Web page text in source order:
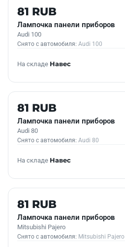
Б/У В НАЛИЧИИ
81 RUB
Лампочка панели приборов
Audi 100
Снято с автомобиля: Audi 100
На складе Навес
Б/У В НАЛИЧИИ
81 RUB
Лампочка панели приборов
Audi 80
Снято с автомобиля: Audi 80
На складе Навес
Б/У В НАЛИЧИИ
81 RUB
Лампочка панели приборов
Mitsubishi Pajero
Снято с автомобиля: Mitsubishi Pajero